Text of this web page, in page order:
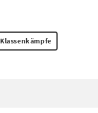
Klassenkämpfe